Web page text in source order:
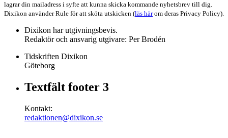
lagrar din mailadress i syfte att kunna skicka kommande nyhetsbrev till dig.
Dixikon använder Rule för att sköta utskicken (läs härom deras Privacy Policy).
Dixikon har utgivningsbevis.
Redaktör och ansvarig utgivare: Per Brodén
Tidskriften Dixikon
Göteborg
Textfält footer 3
Kontakt:
redaktionen@dixikon.se